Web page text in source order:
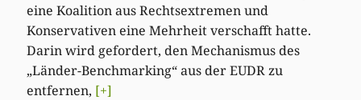
eine Koalition aus Rechtsextremen und
Konservativen eine Mehrheit verschafft hatte.
Darin wird gefordert, den Mechanismus des
„Länder-Benchmarking“ aus der EUDR zu
entfernen, [+]